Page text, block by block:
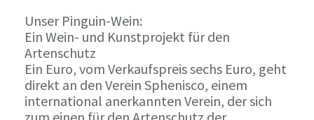
Unser Pinguin-Wein:
Ein Wein- und Kunstprojekt für den
Artenschutz
Ein Euro, vom Verkaufspreis sechs Euro, geht
direkt an den Verein Sphenisco, einem
international anerkannten Verein, der sich